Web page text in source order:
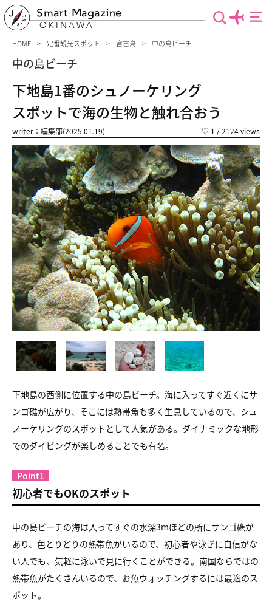
Smart Magazine
OKINAWA
HOME 定番観光スポット 宮古島 中の島ビーチ
中の島ビーチ
下地島1番のシュノーケリング
スポットで海の生物と触れ合おう
writer：編集部(2025.01.19) ♡ 1 / 2124 views
下地島の西側に位置する中の島ビーチ。海に入ってすぐ近くにサ
ンゴ礁が広がり、そこには熱帯魚も多く生息しているので、シュ
ノーケリングのスポットとして人気がある。ダイナミックな地形
でのダイビングが楽しめることでも有名。
Point1
初心者でもOKのスポット
中の島ビーチの海は入ってすぐの水深3mほどの所にサンゴ礁が
あり、色とりどりの熱帯魚がいるので、初心者や泳ぎに自信がな
い人でも、気軽に泳いで見に行くことができる。南国ならではの
熱帯魚がたくさんいるので、お魚ウォッチングするには最適のス
ポット。